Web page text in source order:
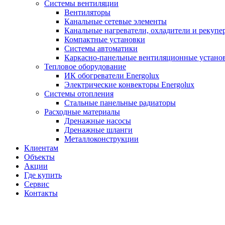
Системы вентиляции
Вентиляторы
Канальные сетевые элементы
Канальные нагреватели, охладители и
Компактные установки
Системы автоматики
Каркасно-панельные вентиляционные
Тепловое оборудование
ИК обогреватели Energolux
Электрические конвекторы Energolux
Системы отопления
Стальные панельные радиаторы
Расходные материалы
Дренажные насосы
Дренажные шланги
Металлоконструкции
Клиентам
Объекты
Акции
Где купить
Сервис
Контакты